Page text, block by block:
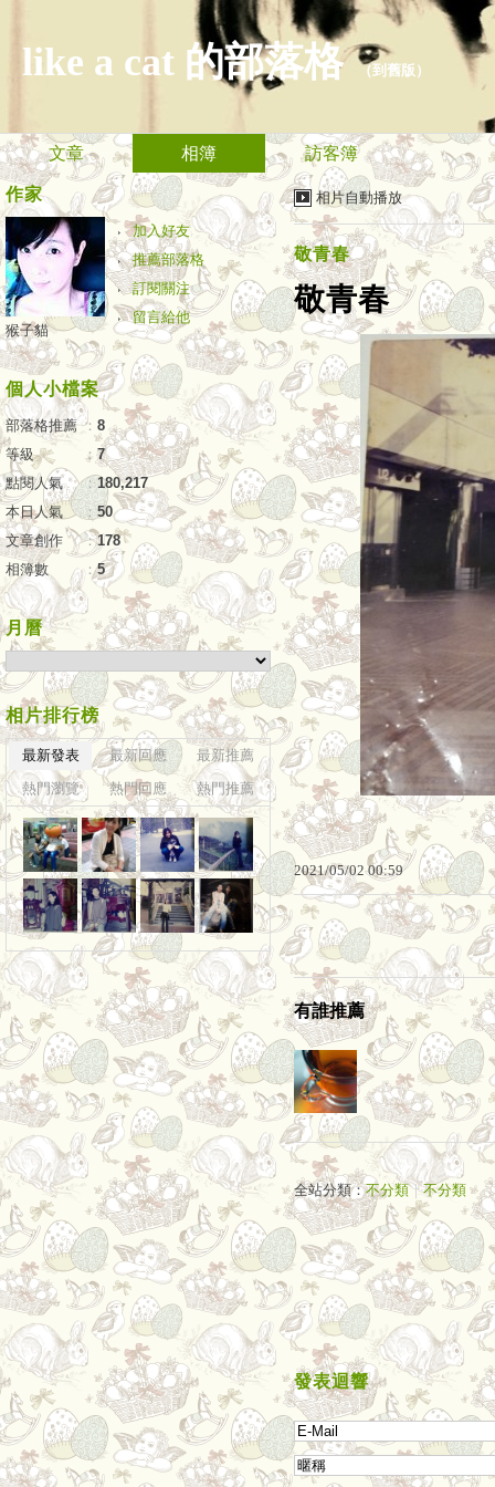
like a cat 的部落格 （到舊版 ）
文章 相簿 訪客簿
相片自動播放
敬青春
敬青春
2021/05/02 00:59
有誰推薦
全站分類：不分類｜不分類
發表迴響
作家
加入好友
推薦部落格
訂閱關注
留言給他
猴子貓
個人小檔案
部落格推薦 ： 8
等級
：7
點閱人氣
：180,217
本日人氣
： 50
文章創作
：178
相簿數
：5
月曆
相片排行榜
最新發表 最新回應
最新推薦
熱門瀏覽
熱門回應 熱門推薦